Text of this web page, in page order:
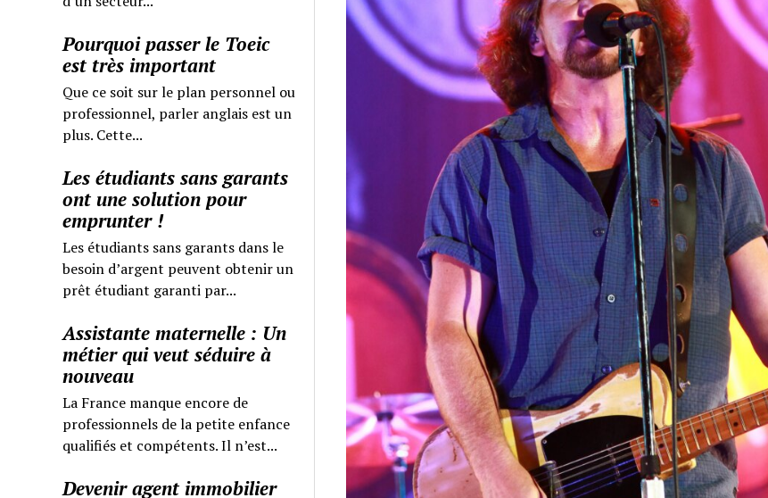
Pourquoi passer le Toeic
est très important
Que ce soit sur le plan personnel ou
professionnel, parler anglais est un
plus. Cette...
Les étudiants sans garants
ont une solution pour
emprunter !
Les étudiants sans garants dans le
besoin d’argent peuvent obtenir un
prêt étudiant garanti par...
Assistante maternelle : Un
métier qui veut séduire à
nouveau
La France manque encore de
professionnels de la petite enfance
qualifiés et compétents. Il n’est...
Devenir agent immobilier